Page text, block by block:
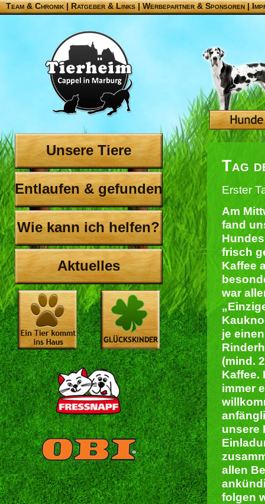
Team & Chronik |Ratgeber & Links|Werbepartner & Sponsoren|
Unsere Tiere
Entlaufen & gefunden
Wie kann ich helfen?
Aktuelles
Tag
Erster
Am
fand
frisch
Kaffee
war
je
(mind.
Kaffee.
immer
unsere
allen
folgen